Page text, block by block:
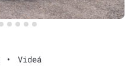
• Videá